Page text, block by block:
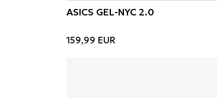
ASICS GEL-NYC 2.0
159,99 EUR